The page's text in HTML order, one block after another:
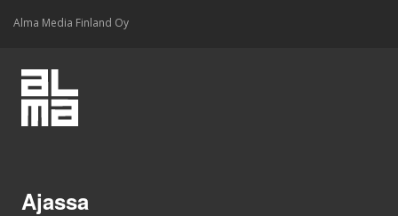
Alma Media Finland Oy